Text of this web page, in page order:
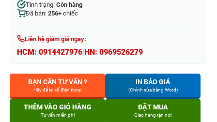
Tình trạng: Còn hàng
Đã bán: 256+ chiếc
Liên hệ giảm giá ngay:
HCM: 0914427976 HN: 0969526279
BẠN CẦN TƯ VẤN ?
Hãy để lại số điện thoại
IN BÁO GIÁ
(Chỉnh sửa bằng Word)
THÊM VÀO GIỎ HÀNG
Tư vấn miễn phí
ĐẶT MUA
Giao hàng tận nơi